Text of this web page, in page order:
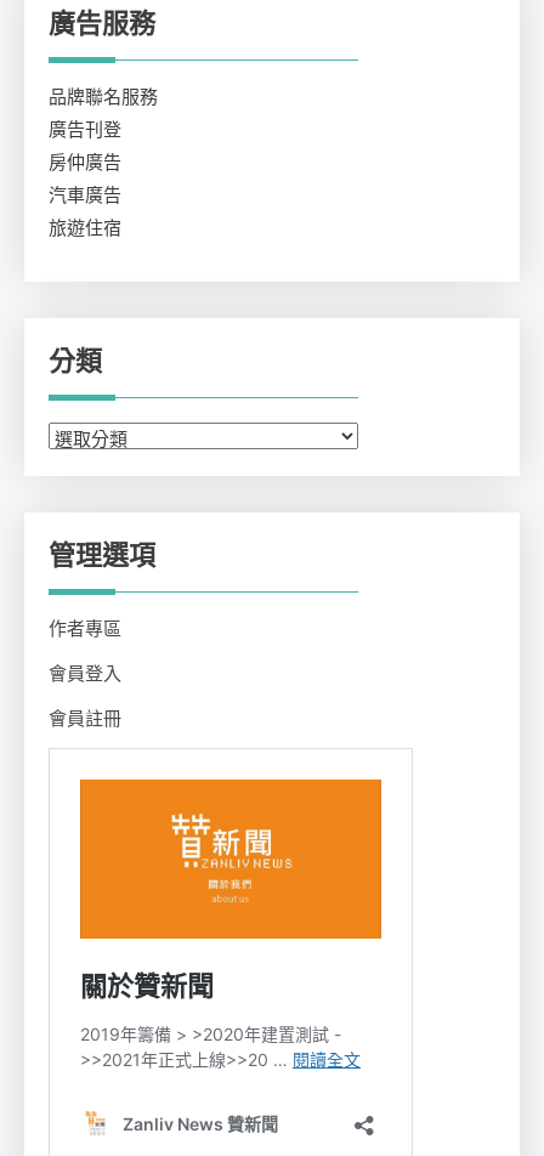
廣告服務
品牌聯名服務
廣告刊登
房仲廣告
汽車廣告
旅遊住宿
分類
分
管理選項
作者專區
會員登入
會員註冊